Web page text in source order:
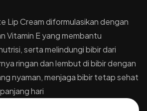
Lip Cream diformulasikan dengan
Vitamin E yang membantu
serta melindungi bibir dari
ringan dan lembut di bibir dengan
nyaman, menjaga bibir tetap sehat
hari